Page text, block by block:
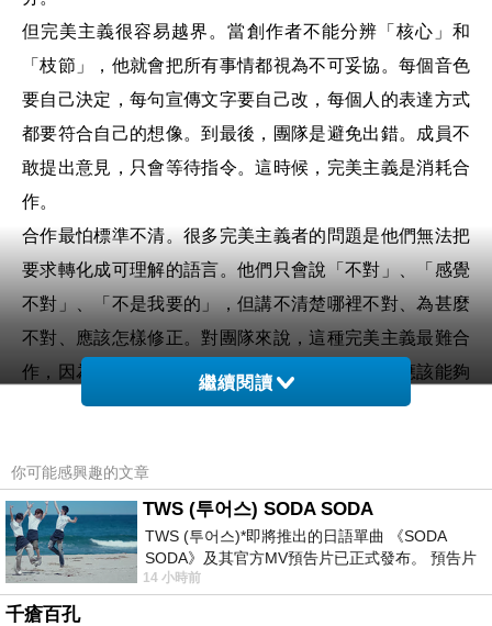
但完美主義很容易越界。當創作者不能分辨「核心」和
「枝節」，他就會把所有事情都視為不可妥協。每個音色
要自己決定，每句宣傳文字要自己改，每個人的表達方式
都要符合自己的想像。到最後，團隊是避免出錯。成員不
敢提出意見，只會等待指令。這時候，完美主義是消耗合
作。
合作最怕標準不清。很多完美主義者的問題是他們無法把
要求轉化成可理解的語言。他們只會說「不對」、「感覺
不對」、「不是我要的」，但講不清楚哪裡不對、為甚麼
不對、應該怎樣修正。對團隊來說，這種完美主義最難合
作，因為它是一個人的情緒雷達。成熟的創作者應該能夠
把內在感覺變成外部規則。哪些地方不能改，哪些地方可
須堅持，哪些只是習慣。當這些界線清楚，完美主義就會
變成團隊可以共同理解的方向。
在樂隊裡，完美主義尤其容易引發衝突。因為樂隊是幾個
人格共同生成聲音。主唱、結他手、鼓手、貝斯手各自都
有感覺和判斷。如果其中一個人把自己的標準擴張成整隊
繼續閱讀
你可能感興趣的文章
TWS (투어스) SODA SODA
TWS (투어스)*即將推出的日語單曲 《SODA
SODA》及其官方MV預告片已正式發布。 預告片
一經發布， 就引發了粉絲們對這次夏季回
14 小時前
千瘡百孔